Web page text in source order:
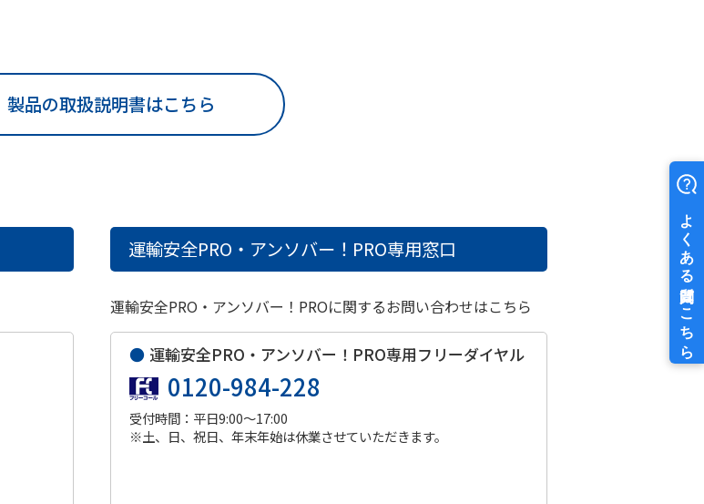
製品の取扱説明書はこちら
運輸安全PRO・アンソバー！PRO専用窓口
運輸安全PRO・アンソバー！PROに関するお問い合わせはこちら
● 運輸安全PRO・アンソバー！PRO専用フリーダイヤル
0120-984-228
受付時間：平日9:00～17:00
※土、日、祝日、年末年始は休業させていただきます。